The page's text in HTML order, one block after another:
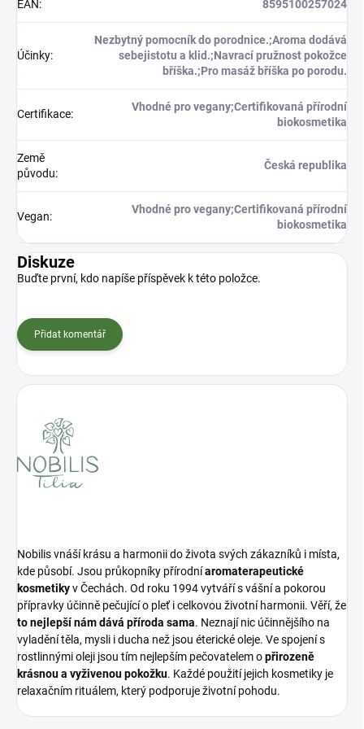
EAN: 8595100257024
Účinky:
Nezbytný pomocník do porodnice.;Aroma dodává
sebejistotu a klid.;Navrací pružnost pokožce
bříška.;Pro masáž bříška po porodu.
Certifikace:
Vhodné pro vegany;Certifikovaná přírodní
biokosmetika
Země
původu:
Česká republika
Vegan:
Vhodné pro vegany;Certifikovaná přírodní
biokosmetika
Diskuze
Buďte první, kdo napíše příspěvek k této položce.
Přidat komentář
Nobilis vnáší krásu a harmonii do života svých zákazníků i místa,
kde působí. Jsou průkopníky přírodníaromaterapeutické
kosmetikyv Čechách. Od roku 1994 vytváří s vášní a pokorou
přípravky účinně pečující o pleť i celkovou životní harmonii. Věří, že
to nejlepší nám dává příroda sama. Neznají nic účinnějšího na
vyladění těla, mysli i ducha než jsou éterické oleje. Ve spojení s
rostlinnými oleji jsou tím nejlepším pečovatelem opřirozeně
krásnou a vyživenou pokožku. Každé použití jejich kosmetiky je
relaxačním rituálem, který podporuje životní pohodu.